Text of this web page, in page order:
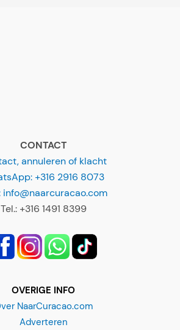
CONTACT
annuleren of klacht
+316 2916 8073
info@naarcuracao.com
Tel.: +316 1491 8399
OVERIGE INFO
NaarCuracao.com
Adverteren